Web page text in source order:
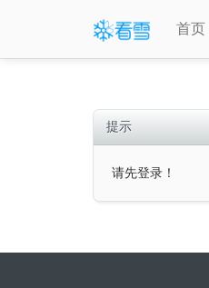
首页
提示
请先登录！